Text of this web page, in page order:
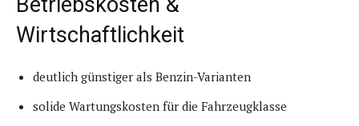
Wirtschaftlichkeit
deutlich günstiger als Benzin-Varianten
solide Wartungskosten für die Fahrzeugklasse